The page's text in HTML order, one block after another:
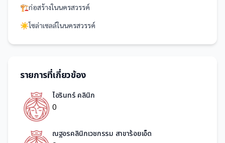
🏗️ก่อสร้างในนครสวรรค์
☀️โซล่าเซลล์ในนครสวรรค์
รายการที่เกี่ยวข้อง
ไอรินทร์ คลินิก
0
ณฐอรคลินิกเวชกรรม สาขาร้อยเอ็ด